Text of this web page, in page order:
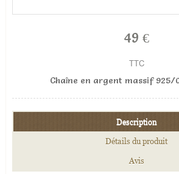
49 €
TTC
Chaîne en argent massif 925/
Description
Détails du produit
Avis